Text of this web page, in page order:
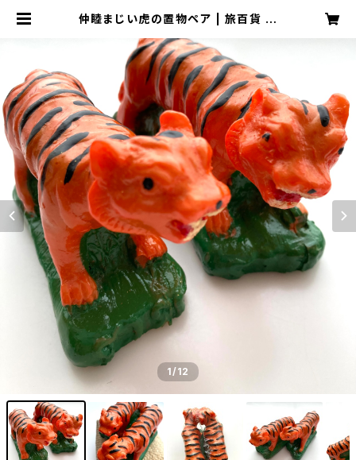
仲睦まじい虎の置物ペア | 旅百貨 寿
1/12